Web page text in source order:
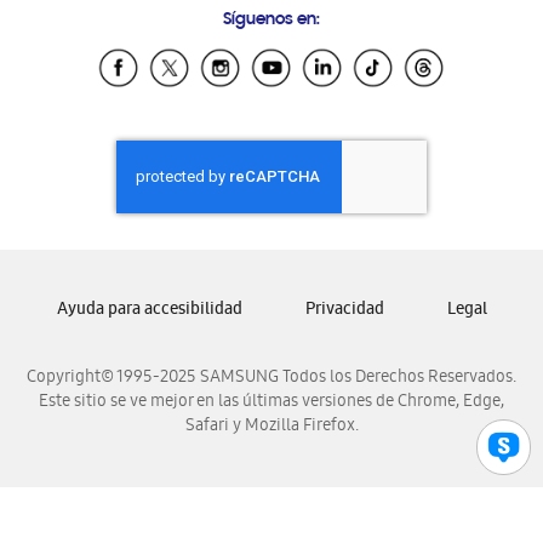
Samsung Ecuador
Samsung El Salvador
Samsung Honduras
Samsung Nicaragua
Samsung Panamá
Samsung Venezuela
Síguenos en:
Copyright© 1995-2025 SAMSUNG Todos los Derechos Reservados.
Este sitio se ve mejor en las últimas versiones de Chrome, Edge,
Safari y Mozilla Firefox.
Ayuda para accesibilidad Privacidad Legal